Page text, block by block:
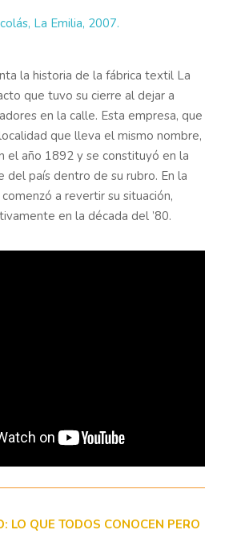
La Emilia, 2007.
la historia de la fábrica textil La
que tuvo su cierre al dejar a
en la calle. Esta empresa, que
que lleva el mismo nombre,
el año 1892 y se constituyó en la
del país dentro de su rubro. En la
a revertir su situación,
en la década del ’80.
LO QUE TODOS CONOCEN PERO